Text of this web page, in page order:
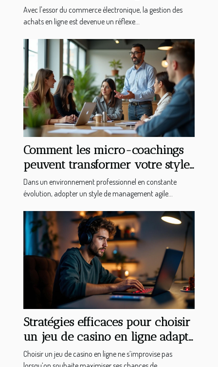
Avec l'essor du commerce électronique, la gestion des
achats en ligne est devenue un réflexe...
Comment les micro-coachings
peuvent transformer votre style
de management ?
Dans un environnement professionnel en constante
évolution, adopter un style de management agile...
Stratégies efficaces pour choisir
un jeu de casino en ligne adapté
à vos compétences
Choisir un jeu de casino en ligne ne s’improvise pas